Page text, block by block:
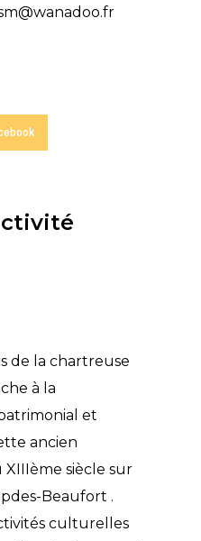
de la chartreuse
à la
et
ancien
siècle sur
Beaufort .
culturelles